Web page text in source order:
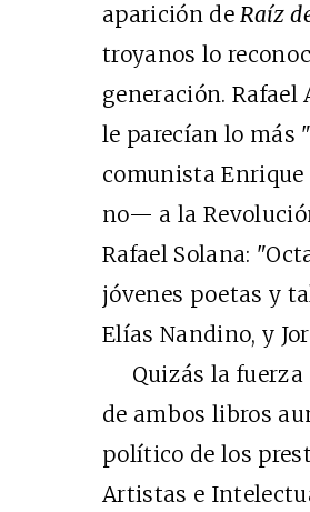
aparición deRaíz
troyanos lo
generación.
le parecían lo más
comunista Enrique
no— a la
Rafael Solana:
jóvenes poetas y
Elías Nandino, y
Quizás la fuerza
de ambos libros
político de los
Artistas e